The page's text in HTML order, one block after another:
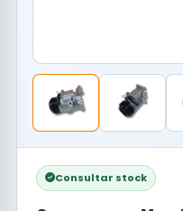
Consultar stock